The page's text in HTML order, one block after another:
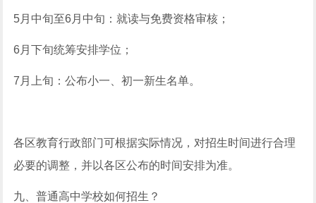
5月中旬至6月中旬：就读与免费资格审核；
6月下旬统筹安排学位；
7月上旬：公布小一、初一新生名单。
各区教育行政部门可根据实际情况，对招生时间进行合理
必要的调整，并以各区公布的时间安排为准。
九、普通高中学校如何招生？